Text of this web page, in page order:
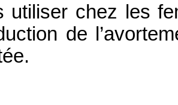
utiliser chez les
de